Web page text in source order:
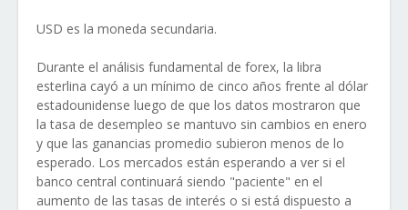
USD es la moneda secundaria.
Durante el análisis fundamental de forex, la libra
esterlina cayó a un mínimo de cinco años frente al dólar
estadounidense luego de que los datos mostraron que
la tasa de desempleo se mantuvo sin cambios en enero
y que las ganancias promedio subieron menos de lo
esperado. Los mercados están esperando a ver si el
banco central continuará siendo "paciente" en el
aumento de las tasas de interés o si está dispuesto a